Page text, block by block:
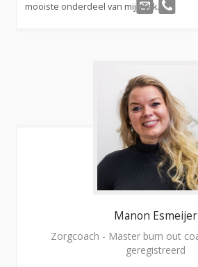
mooiste onderdeel van mijn vak.
Manon Esmeijer
Zorgcoach - Master burn out
geregistreerd